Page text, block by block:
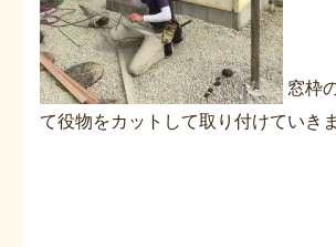
窓枠
て役物をカットして取り付けていきま